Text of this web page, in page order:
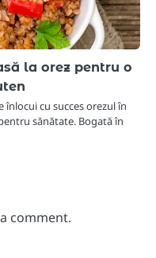
la orez pentru o
înlocui cu succes orezul în
sănătate. Bogată în
comment.